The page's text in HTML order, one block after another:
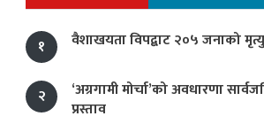
१ वैशाखयता विपद्बाट २०५ जनाको मृत्यु
२
‘अग्रगामी मोर्चा’को अवधारणा
प्रस्ताव